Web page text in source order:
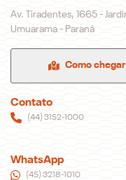
Av. Tiradentes, 1665 -
Umuarama - Paraná
Como chegar
Contato
(44) 3152-1000
WhatsApp
(45) 3218-1010